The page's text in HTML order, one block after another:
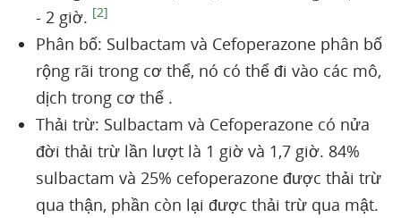
- 2 giờ. [2]
Phân bố: Sulbactam và Cefoperazone phân bố
rộng rãi trong cơ thể, nó có thể đi vào các mô,
dịch trong cơ thể .
Thải trừ: Sulbactam và Cefoperazone có nửa
đời thải trừ lần lượt là 1 giờ và 1,7 giờ. 84%
sulbactam và 25% cefoperazone được thải trừ
qua thận, phần còn lại được thải trừ qua mật.